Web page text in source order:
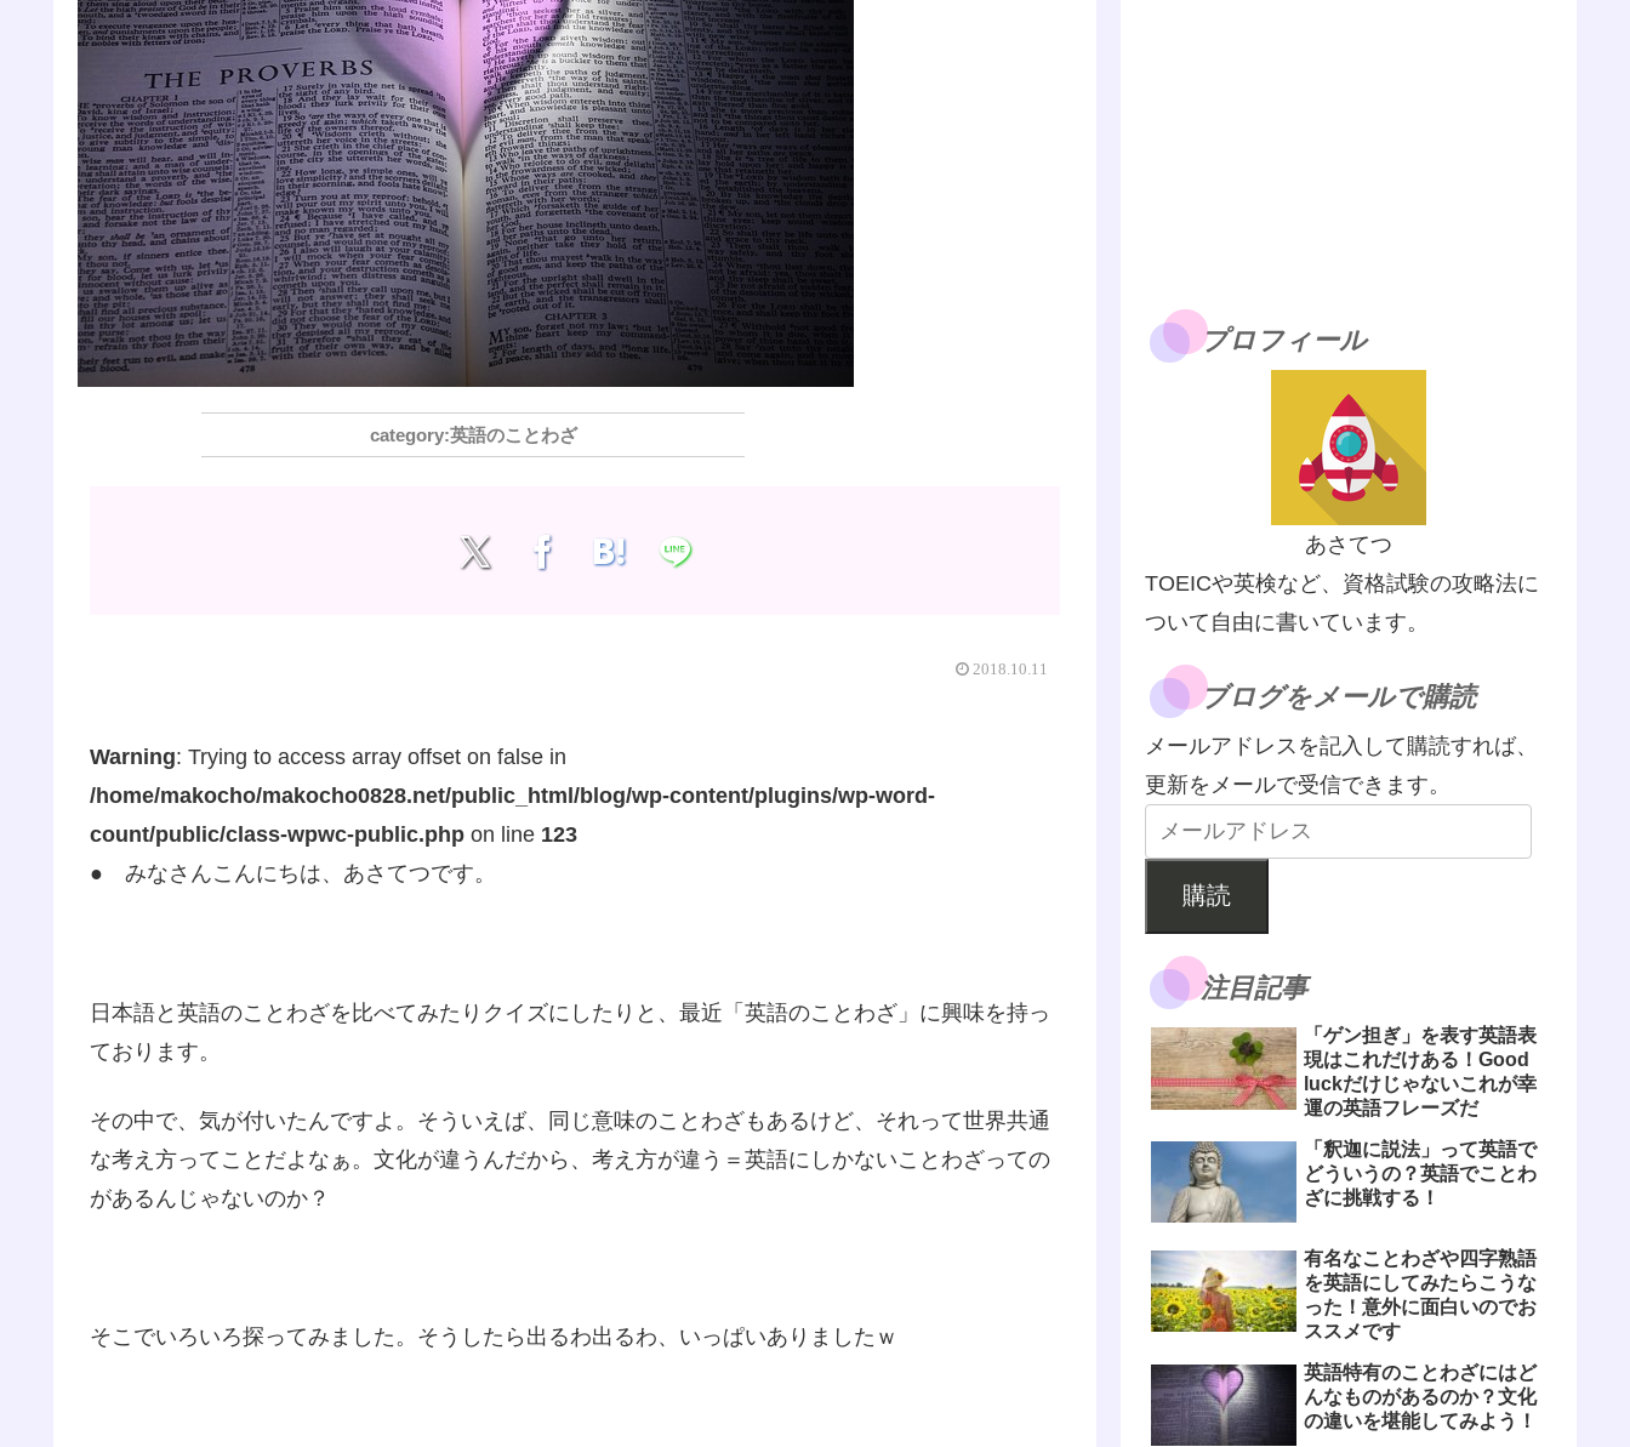
英語のことわざ
2018.10.11
Warning: Trying to access array offset on false in
/home/makocho/makocho0828.net/public_html/blog/wp-content/plugins/wp-word-
count/public/class-wpwc-public.php on line 123
● みなさんこんにちは、あさてつです。
日本語と英語のことわざを比べてみたりクイズにしたりと、最近「英語のことわざ」に興味を持っ
ております。
その中で、気が付いたんですよ。そういえば、同じ意味のことわざもあるけど、それって世界共通
な考え方ってことだよなぁ。文化が違うんだから、考え方が違う＝英語にしかないことわざっての
があるんじゃないのか？
そこでいろいろ探ってみました。そうしたら出るわ出るわ、いっぱいありましたｗ
プロフィール
あさてつ
TOEICや英検など、資格試験の攻略法に
ついて自由に書いています。
ブログをメールで購読
メールアドレスを記入して購読すれば、
更新をメールで受信できます。
購読
注目記事
「ゲン担ぎ」を表す英語表
現はこれだけある！Good
luckだけじゃないこれが幸
運の英語フレーズだ
「釈迦に説法」って英語で
どういうの？英語でことわ
ざに挑戦する！
有名なことわざや四字熟語
を英語にしてみたらこうな
った！意外に面白いのでお
ススメです
英語特有のことわざにはど
んなものがあるのか？文化
の違いを堪能してみよう！